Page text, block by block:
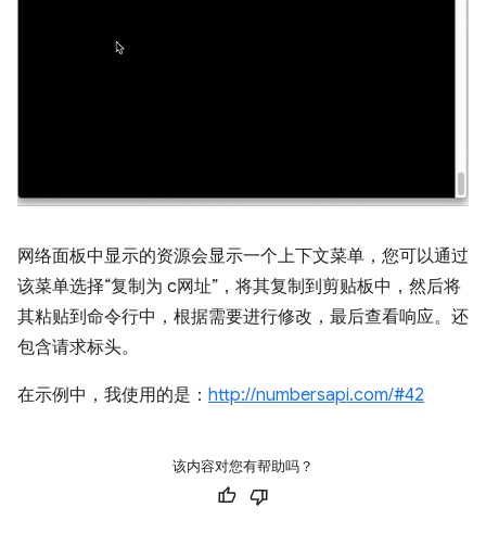
网络面板中显示的资源会显示一个上下文菜单，您可以通过
该菜单选择“复制为 c网址”，将其复制到剪贴板中，然后将
其粘贴到命令行中，根据需要进行修改，最后查看响应。还
包含请求标头。
在示例中，我使用的是： http://numbersapi.com/#42
该内容对您有帮助吗？